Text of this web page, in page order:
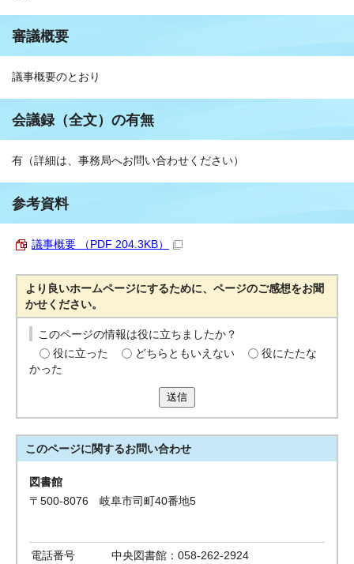
審議概要
議事概要のとおり
会議録（全文）の有無
有（詳細は、事務局へお問い合わせください）
参考資料
議事概要 （PDF 204.3KB）
より良いホームページにするために、ページのご感想をお聞
かせください。
このページの情報は役に立ちましたか？
役に立った
どちらともいえない
役にたたな
かった
送信
このページに関するお問い合わせ
図書館
〒500-8076 岐阜市司町40番地5
電話番号
中央図書館：058-262-2924